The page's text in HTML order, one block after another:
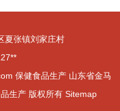
夏张镇刘家庄村
保健食品生产 山东省金马
生产 版权所有 Sitemap